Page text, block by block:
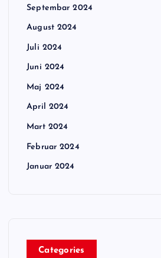
Septembar 2024
August 2024
Juli 2024
Juni 2024
Maj 2024
April 2024
Mart 2024
Februar 2024
Januar 2024
Categories